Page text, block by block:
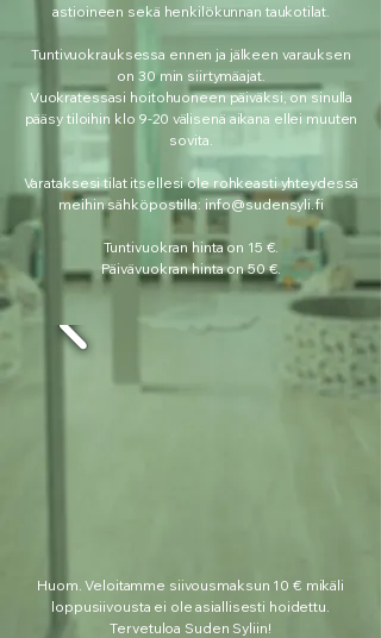
astioineen sekä henkilökunnan taukotilat.
Tuntivuokrauksessa ennen ja jälkeen varauksen
on 30 min siirtymäajat.
Vuokratessasi hoitohuoneen päiväksi, on sinulla
pääsy tiloihin klo 9-20 välisenä aikana ellei muuten
sovita.
Varataksesi tilat itsellesi ole rohkeasti yhteydessä
meihin sähköpostilla: info@sudensyli.fi
Tuntivuokran hinta on 15 €.
Päivävuokran hinta on 50 €.
Huom. Veloitamme siivousmaksun 10 € mikäli
loppusiivousta ei ole asiallisesti hoidettu.
Tervetuloa Suden Syliin!